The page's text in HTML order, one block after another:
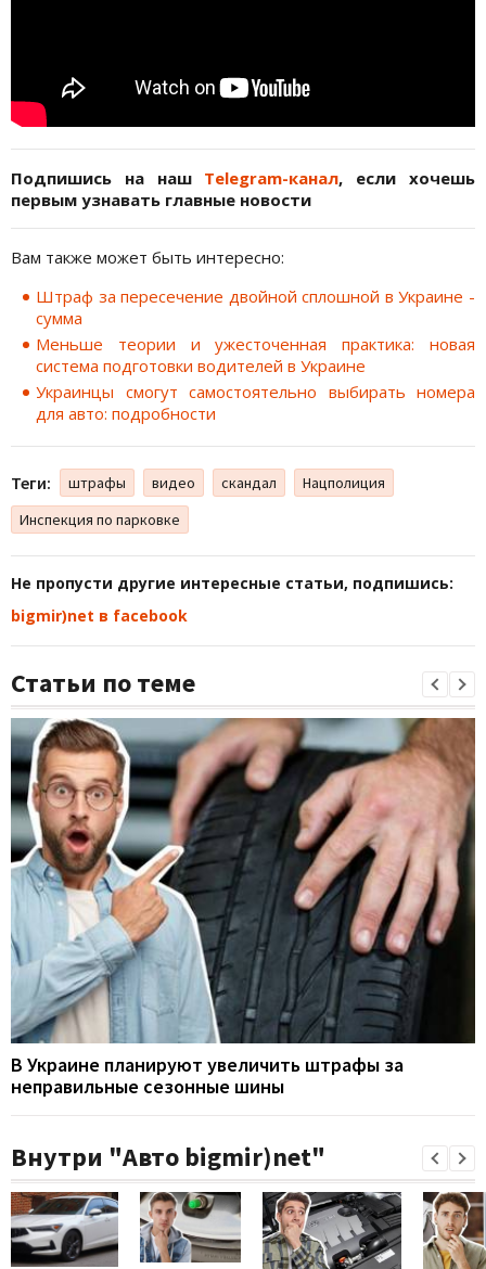
Подпишись на наш Telegram-канал, если хочешь
первым узнавать главные новости
Вам также может быть интересно:
Штраф за пересечение двойной сплошной в Украине -
сумма
Меньше теории и ужесточенная практика: новая
система подготовки водителей в Украине
Украинцы смогут самостоятельно выбирать номера
для авто: подробности
Теги: штрафы видео скандал
Нацполиция
Инспекция по парковке
Не пропусти другие интересные статьи, подпишись:
bigmir)net в facebook
Статьи по теме
В Украине планируют увеличить штрафы за
неправильные сезонные шины
Внутри "Авто bigmir)net"